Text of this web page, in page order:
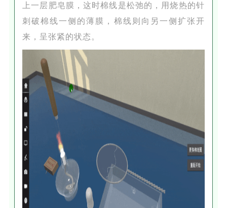
上一层肥皂膜，这时棉线是松弛的，用烧热的针
刺破棉线一侧的薄膜，棉线则向另一侧扩张开
来，呈张紧的状态。